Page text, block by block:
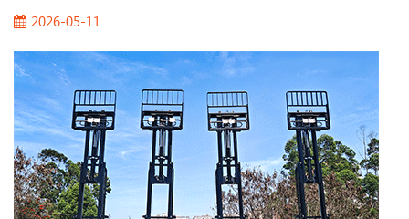
최고의 워크플로우 솔루션입니다. 강력하고 깨끗한 LPG 성능:
고토크 LPG 엔진은 디젤 엔진과 유사한 강력하고 안정적인 리프
팅 성능을 제공하면서도 배출가스는 훨씬 적습니다. 따라서 실
외에서 강력한 성능이...
2026-05-11